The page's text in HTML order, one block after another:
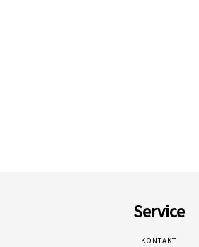
Service
KONTAKT